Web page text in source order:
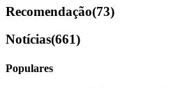
Recomendação(73)
Notícias(661)
Populares